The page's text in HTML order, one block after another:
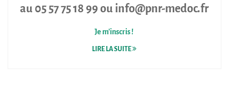
au 05 57 75 18 99 ou info@pnr-medoc.fr
Je m'inscris !
LIRE LA SUITE